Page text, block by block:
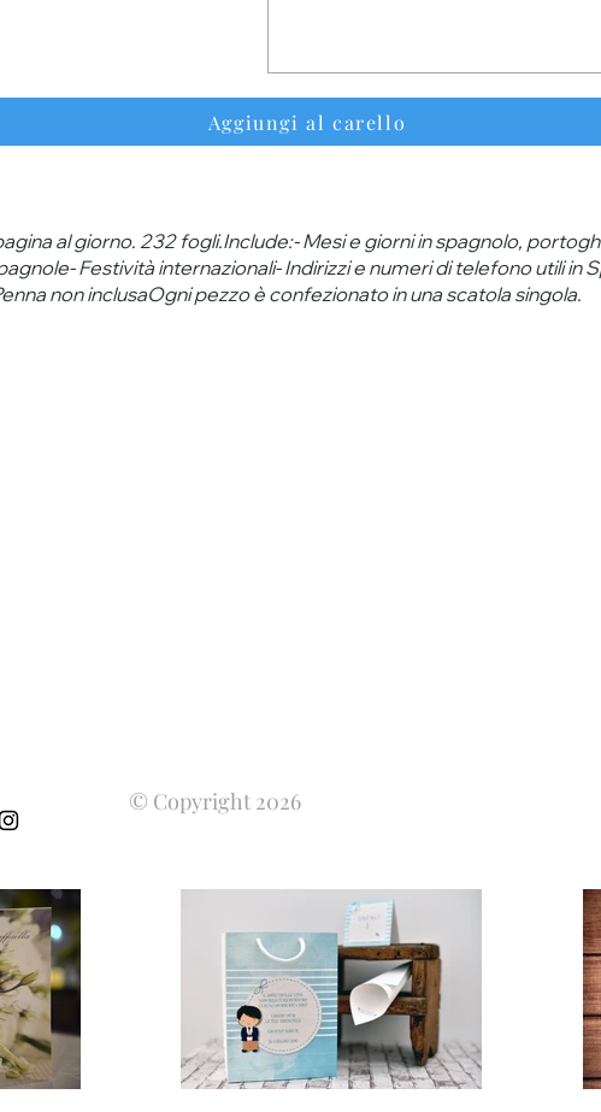
Aggiungi al carello
al giorno. 232 fogli.Include:- Mesi e giorni in spagnolo,
Festività internazionali- Indirizzi e numeri di telefono utili in
non inclusaOgni pezzo è confezionato in una scatola singola.
© Copyright 2026